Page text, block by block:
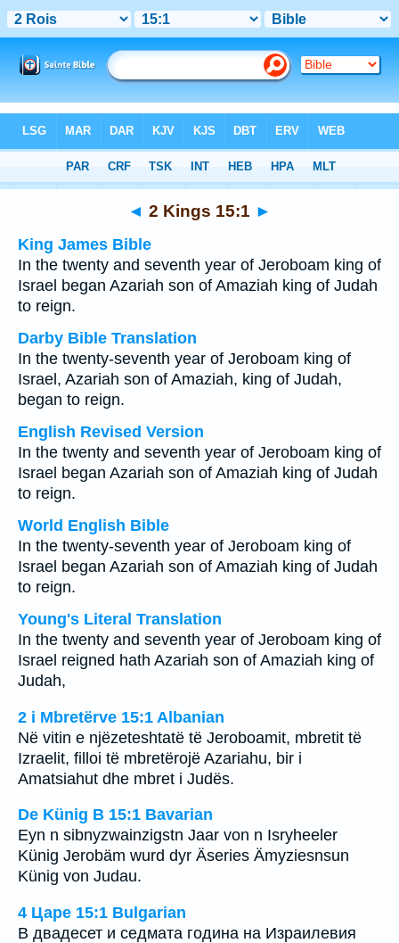
> 2 Kings 15:1
◄ 2 Kings 15:1 ►
King James Bible
In the twenty and seventh year of Jeroboam king of
Israel began Azariah son of Amaziah king of Judah
to reign.
Darby Bible Translation
In the twenty-seventh year of Jeroboam king of
Israel, Azariah son of Amaziah, king of Judah,
began to reign.
English Revised Version
In the twenty and seventh year of Jeroboam king of
Israel began Azariah son of Amaziah king of Judah
to reign.
World English Bible
In the twenty-seventh year of Jeroboam king of
Israel began Azariah son of Amaziah king of Judah
to reign.
Young's Literal Translation
In the twenty and seventh year of Jeroboam king of
Israel reigned hath Azariah son of Amaziah king of
Judah,
2 i Mbretërve 15:1 Albanian
Në vitin e njëzeteshtatë të Jeroboamit, mbretit të
Izraelit, filloi të mbretërojë Azariahu, bir i
Amatsiahut dhe mbret i Judës.
De Künig B 15:1 Bavarian
Eyn n sibnyzwainzigstn Jaar von n Isryheeler
Künig Jerobäm wurd dyr Äseries Ämyziesnsun
Künig von Judau.
4 Царе 15:1 Bulgarian
В двадесет и седмата година на Израилевия